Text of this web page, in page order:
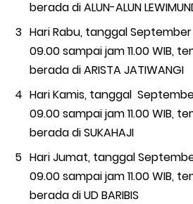
berada diALUN-ALUN
Hari Rabu, tanggal
09.00 sampai jam 11.00 WIB,
berada diARISTA JATIWANGI
Hari Kamis, tanggal
09.00 sampai jam 11.00 WIB,
berada di SUKAHAJI
Hari Jumat, tanggal
09.00 sampai jam 11.00 WIB,
berada di UD BARIBIS